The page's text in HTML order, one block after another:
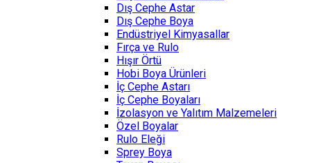
Dış Cephe Astar
Dış Cephe Boya
Endüstriyel Kimyasallar
Fırça ve Rulo
Hışır Örtü
Hobi Boya Ürünleri
İç Cephe Astarı
İç Cephe Boyaları
İzolasyon ve Yalıtım Malzemeleri
Özel Boyalar
Rulo Eleği
Sprey Boya